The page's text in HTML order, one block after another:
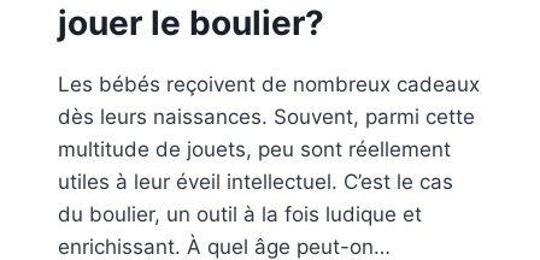
jouer le boulier?
Les bébés reçoivent de nombreux cadeaux
dès leurs naissances. Souvent, parmi cette
multitude de jouets, peu sont réellement
utiles à leur éveil intellectuel. C’est le cas
du boulier, un outil à la fois ludique et
enrichissant. À quel âge peut-on…